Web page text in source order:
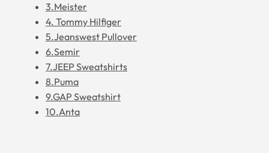
3.Meister
4. Tommy Hilfiger
5.Jeanswest Pullover
6.Semir
7.JEEP Sweatshirts
8.Puma
9.GAP Sweatshirt
10.Anta